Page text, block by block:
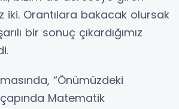
iki. Orantılara bakacak olursak
bir sonuç çıkardığımız
“Önümüzdeki
Matematik